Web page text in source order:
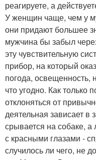
реагируете, а
У женщин чаще, чем у
они придают большее
мужчина бы забыл
эту чувствительную
прибор, на который
погода, освещенность,
что угодно. Как
отклоняться от
деятельная зависает в
срывается на собаке,
с красными глазами -
случилось ли чего, не